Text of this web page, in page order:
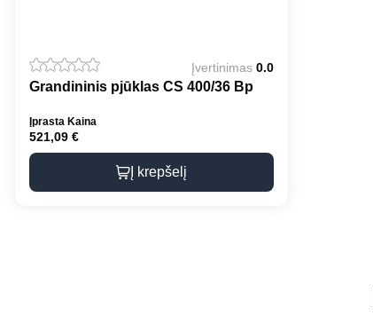
Įvertinimas 0.0
Grandininis pjūklas CS 400/36 Bp
Įprasta Kaina
521,09 €
Į krepšelį